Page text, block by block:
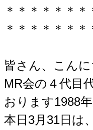
＊＊＊＊＊＊
＊＊＊＊＊＊
皆さん、こんに
MR会の４代目
おります1988
本日3月31日は